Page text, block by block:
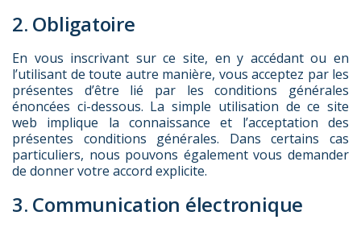
2. Obligatoire
En vous inscrivant sur ce site, en y accédant ou en
l’utilisant de toute autre manière, vous acceptez par les
présentes d’être lié par les conditions générales
énoncées ci-dessous. La simple utilisation de ce site
web implique la connaissance et l’acceptation des
présentes conditions générales. Dans certains cas
particuliers, nous pouvons également vous demander
de donner votre accord explicite.
3. Communication électronique